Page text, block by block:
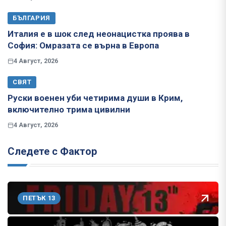
БЪЛГАРИЯ
Италия е в шок след неонацистка проява в
София: Омразата се върна в Европа
4 Август, 2026
СВЯТ
Руски военен уби четирима души в Крим,
включително трима цивилни
4 Август, 2026
Следете с Фактор
ПЕТЪК 13